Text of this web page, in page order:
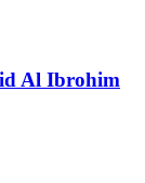
Al Ibrohim